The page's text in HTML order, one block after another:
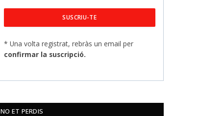
* Una volta registrat, rebràs un email per
confirmar la suscripció.
NO ET PERDIS